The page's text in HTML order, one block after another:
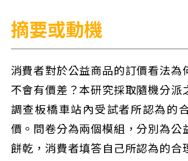
摘要或動機
消費者對於公益商品的訂價看法為
不會有價差？本研究採取隨機分派
調查板橋車站內受試者所認為的
價。問卷分為兩個模組，分別為公
餅乾，消費者填答自己所認為的合